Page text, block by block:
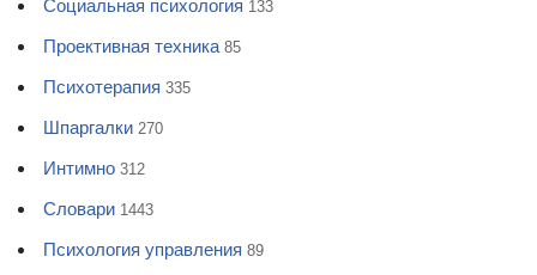
Социальная психология 133
Проективная техника 85
Психотерапия 335
Шпаргалки 270
Интимно 312
Словари 1443
Психология управления 89